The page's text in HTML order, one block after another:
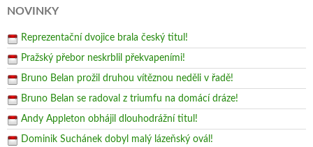
NOVINKY
Reprezentační dvojice brala český titul!
Pražský přebor neskrblil překvapeními!
Bruno Belan prožil druhou vítěznou neděli v řadě!
Bruno Belan se radoval z triumfu na domácí dráze!
Andy Appleton obhájil dlouhodrážní titul!
Dominik Suchánek dobyl malý lázeňský ovál!